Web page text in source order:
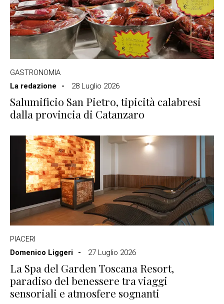
GASTRONOMIA
La redazione
28 Luglio 2026
Salumificio San Pietro, tipicità calabresi
dalla provincia di Catanzaro
PIACERI
Domenico Liggeri
27 Luglio 2026
La Spa del Garden Toscana Resort,
paradiso del benessere tra viaggi
sensoriali e atmosfere sognanti